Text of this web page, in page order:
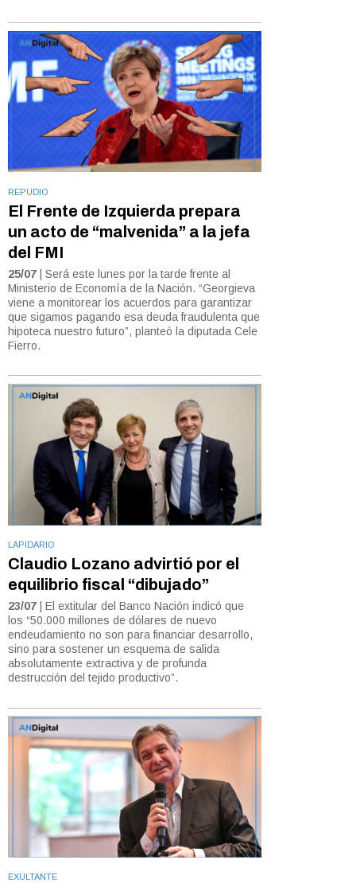
REPUDIO
El Frente de Izquierda prepara
un acto de “malvenida” a la jefa
del FMI
25/07 | Será este lunes por la tarde frente al
Ministerio de Economía de la Nación. “Georgieva
viene a monitorear los acuerdos para garantizar
que sigamos pagando esa deuda fraudulenta que
hipoteca nuestro futuro”, planteó la diputada Cele
Fierro.
LAPIDARIO
Claudio Lozano advirtió por el
equilibrio fiscal “dibujado”
23/07 | El extitular del Banco Nación indicó que
los “50.000 millones de dólares de nuevo
endeudamiento no son para financiar desarrollo,
sino para sostener un esquema de salida
absolutamente extractiva y de profunda
destrucción del tejido productivo”.
EXULTANTE